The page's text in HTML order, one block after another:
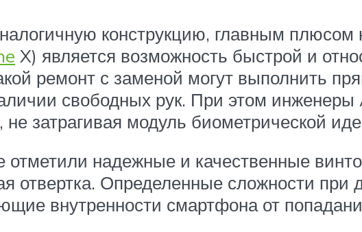
конструкцию, главным плюсом
X) является возможность быстрой и
ремонт с заменой могут выполнить
свободных рук. При этом
затрагивая модуль биометрической
надежные и качественные
отвертка. Определенные сложности
внутренности смартфона от